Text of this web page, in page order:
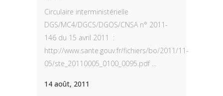
Circulaire interministérielle
DGS/MC4/DGCS/DGOS/CNSA n° 2011-
146 du 15 avril 2011 :
http://www.sante.gouv.fr/fichiers/bo/2011/11-
05/ste_20110005_0100_0095.pdf ...
14 août, 2011